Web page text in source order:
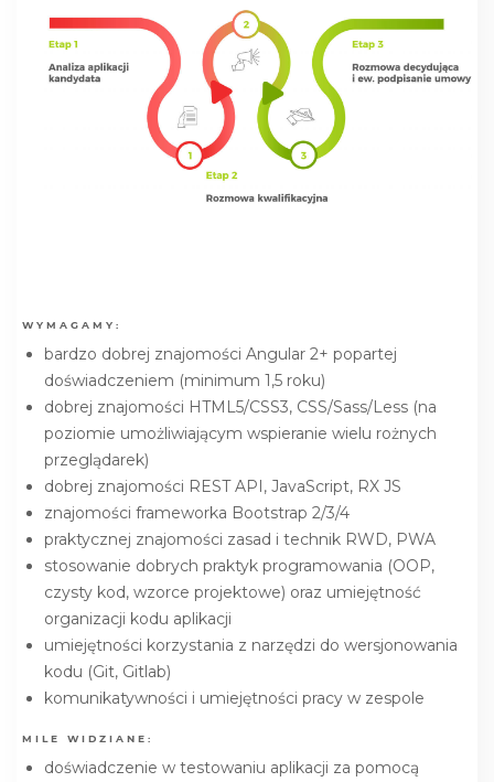
WYMAGAMY:
bardzo dobrej znajomości Angular 2+ popartej
doświadczeniem (minimum 1,5 roku)
dobrej znajomości HTML5/CSS3, CSS/Sass/Less (na
poziomie umożliwiającym wspieranie wielu rożnych
przeglądarek)
dobrej znajomości REST API, JavaScript, RX JS
znajomości frameworka Bootstrap 2/3/4
praktycznej znajomości zasad i technik RWD, PWA
stosowanie dobrych praktyk programowania (OOP,
czysty kod, wzorce projektowe) oraz umiejętność
organizacji kodu aplikacji
umiejętności korzystania z narzędzi do wersjonowania
kodu (Git, Gitlab)
komunikatywności i umiejętności pracy w zespole
MILE WIDZIANE:
doświadczenie w testowaniu aplikacji za pomocą